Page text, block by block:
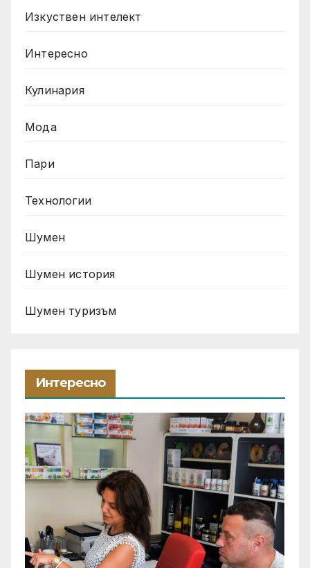
Изкуствен интелект
Интересно
Кулинария
Мода
Пари
Технологии
Шумен
Шумен история
Шумен туризъм
Интересно